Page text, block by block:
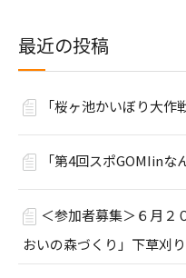
最近の投稿
「桜ヶ池かいぼり大作
「第4回スポGOMIinな
＜参加者募集＞６月２
おいの森づくり」下草刈